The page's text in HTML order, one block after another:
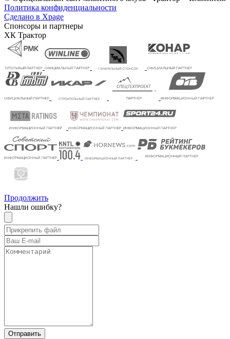
Политика конфиденциальности
Сделано в Xpage
Спонсоры и партнеры
ХК Трактор
Продолжить
Нашли ошибку?